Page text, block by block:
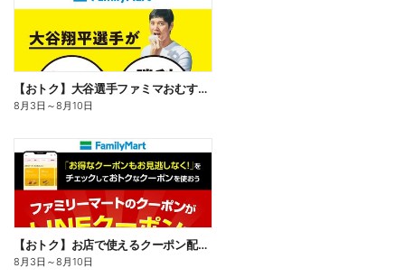
【おトク】大谷選手ファミマおむすび割
8月3日 ～8月10日
【おトク】お店で使えるクーポン配信中
8月3日 ～8月10日